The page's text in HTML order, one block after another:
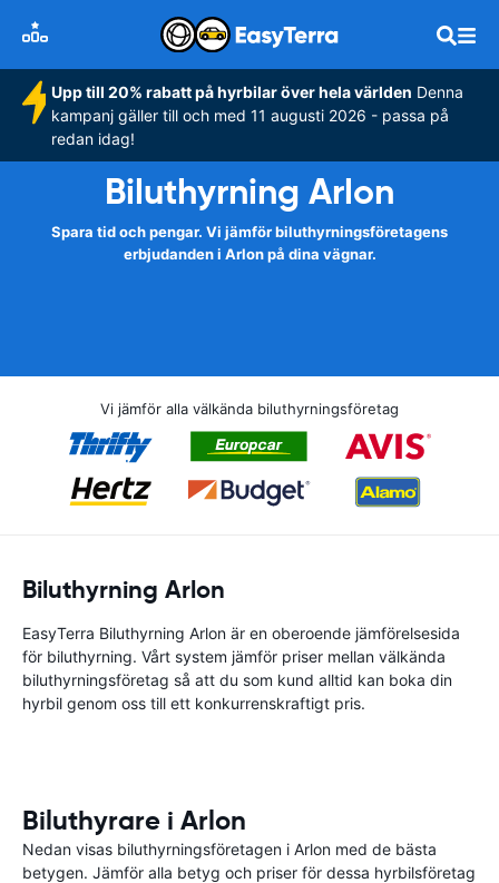
Upp till 20% rabatt på hyrbilar över hela världen Denna
kampanj gäller till och med 11 augusti 2026 - passa på
redan idag!
Biluthyrning Arlon
Spara tid och pengar. Vi jämför biluthyrningsföretagens
erbjudanden i Arlon på dina vägnar.
Vi jämför alla välkända biluthyrningsföretag
Biluthyrning Arlon
EasyTerra Biluthyrning Arlon är en oberoende jämförelsesida
för biluthyrning. Vårt system jämför priser mellan välkända
biluthyrningsföretag så att du som kund alltid kan boka din
hyrbil genom oss till ett konkurrenskraftigt pris.
Biluthyrare i Arlon
Nedan visas biluthyrningsföretagen i Arlon med de bästa
betygen. Jämför alla betyg och priser för dessa hyrbilsföretag